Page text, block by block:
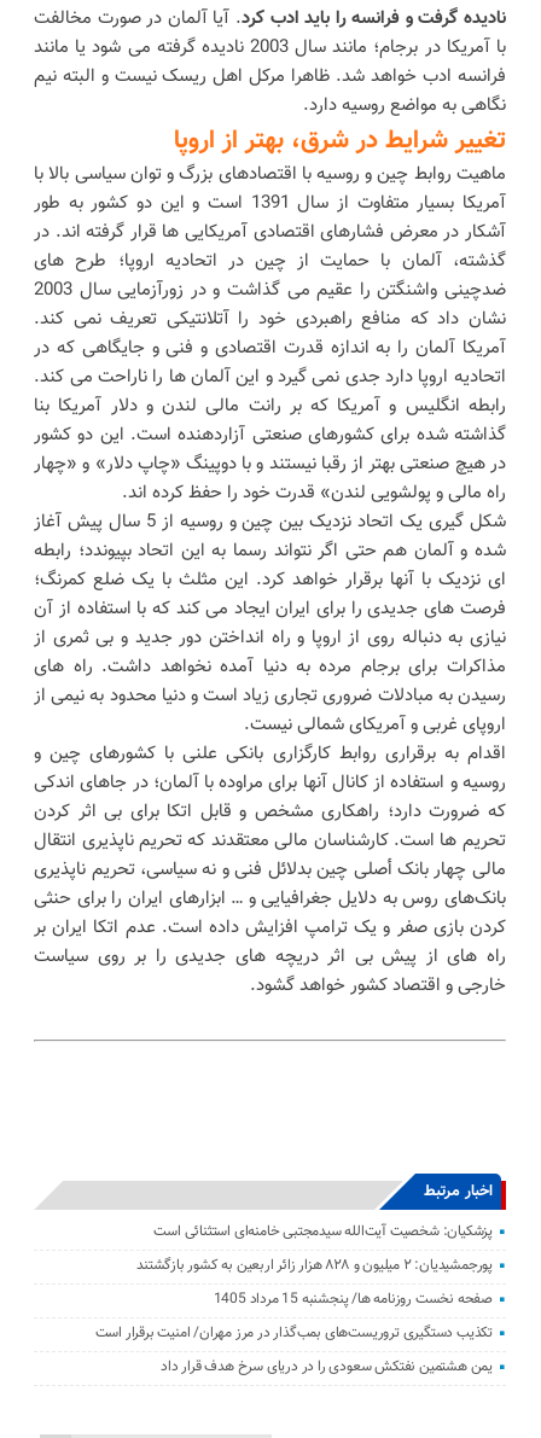
نادیده گرفت و فرانسه را باید ادب کرد. آیا آلمان در صورت مخالفت
با آمریکا در برجام؛ مانند سال 2003 نادیده گرفته می شود یا مانند
فرانسه ادب خواهد شد. ظاهرا مرکل اهل ریسک نیست و البته نیم
نگاهی به مواضع روسیه دارد.
تغییر شرایط در شرق، بهتر از اروپا
ماهیت روابط چین و روسیه با اقتصادهای بزرگ و توان سیاسی بالا با
آمریکا بسیار متفاوت از سال 1391 است و این دو کشور به طور
آشکار در معرض فشارهای اقتصادی آمریکایی ها قرار گرفته اند. در
گذشته، آلمان با حمایت از چین در اتحادیه اروپا؛ طرح های
ضدچینی واشنگتن را عقیم می گذاشت و در زورآزمایی سال 2003
نشان داد که منافع راهبردی خود را آتلانتیکی تعریف نمی کند.
آمریکا آلمان را به اندازه قدرت اقتصادی و فنی و جایگاهی که در
اتحادیه اروپا دارد جدی نمی گیرد و این آلمان ها را ناراحت می کند.
رابطه انگلیس و آمریکا که بر رانت مالی لندن و دلار آمریکا بنا
گذاشته شده برای کشورهای صنعتی آزاردهنده است. این دو کشور
در هیچ صنعتی بهتر از رقبا نیستند و با دوپینگ «چاپ دلار» و «چهار
راه مالی و پولشویی لندن» قدرت خود را حفظ کرده اند.
شکل گیری یک اتحاد نزدیک بین چین و روسیه از 5 سال پیش آغاز
شده و آلمان هم حتی اگر نتواند رسما به این اتحاد بپیوندد؛ رابطه
ای نزدیک با آنها برقرار خواهد کرد. این مثلث با یک ضلع کمرنگ؛
فرصت های جدیدی را برای ایران ایجاد می کند که با استفاده از آن
نیازی به دنباله روی از اروپا و راه انداختن دور جدید و بی ثمری از
مذاکرات برای برجام مرده به دنیا آمده نخواهد داشت. راه های
رسیدن به مبادلات ضروری تجاری زیاد است و دنیا محدود به نیمی از
اروپای غربی و آمریکای شمالی نیست.
اقدام به برقراری روابط کارگزاری بانکی علنی با کشورهای چین و
روسیه و استفاده از کانال آنها برای مراوده با آلمان؛ در جاهای اندکی
که ضرورت دارد؛ راهکاری مشخص و قابل اتکا برای بی اثر کردن
تحریم ها است. کارشناسان مالی معتقدند که تحریم ناپذیری انتقال
مالی چهار بانک أصلی چین بدلائل فنی و نه سیاسی، تحریم ناپذیری
بانک‌های روس به دلایل جغرافیایی و … ابزارهای ایران را برای حنثی
کردن بازی صفر و یک ترامپ افزایش داده است. عدم اتکا ایران بر
راه های از پیش بی اثر دریچه های جدیدی را بر روی سیاست
خارجی و اقتصاد کشور خواهد گشود.
اخبار مرتبط
پزشکیان: شخصیت آیت‌الله سیدمجتبی خامنه‌ای استثنائی است
پورجمشیدیان: ۲ میلیون و ۸۲۸ هزار زائر اربعین به کشور بازگشتند
صفحه نخست روزنامه ها/ پنجشنبه 15 مرداد 1405
تکذیب دستگیری تروریست‌های بمب‌گذار در مرز مهران/ امنیت برقرار است
یمن هشتمین نفتکش سعودی را در دریای سرخ هدف قرار داد